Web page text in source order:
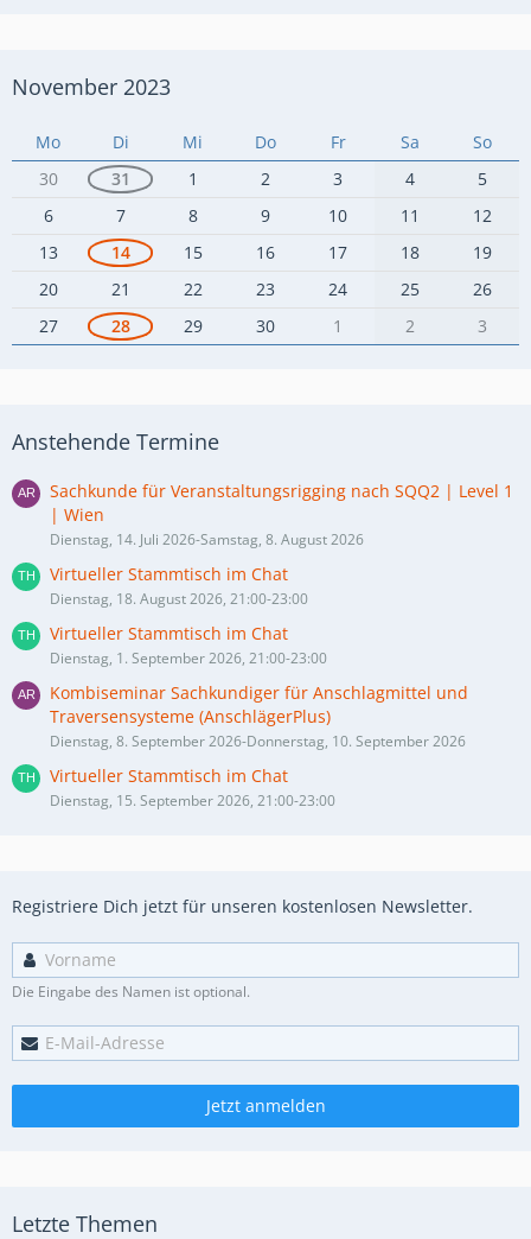
November 2023
Mo Di Mi Do Fr Sa
So
30
31 1 2 3 4
5
6
7 8 9 10 11
12
13
14 15 16 17 18
19
20
21 22 23 24 25
26
27
28 29 30 1 2 3
Anstehende Termine
Sachkunde für Veranstaltungsrigging nach SQQ2 | Level 1
| Wien
Dienstag, 14. Juli 2026-Samstag, 8. August 2026
Virtueller Stammtisch im Chat
Dienstag, 18. August 2026, 21:00-23:00
Virtueller Stammtisch im Chat
Dienstag, 1. September 2026, 21:00-23:00
Kombiseminar Sachkundiger für Anschlagmittel und
Traversensysteme (AnschlägerPlus)
Dienstag, 8. September 2026-Donnerstag, 10. September 2026
Virtueller Stammtisch im Chat
Dienstag, 15. September 2026, 21:00-23:00
Registriere Dich jetzt für unseren kostenlosen Newsletter.
Die Eingabe des Namen ist optional.
Jetzt anmelden
Letzte Themen